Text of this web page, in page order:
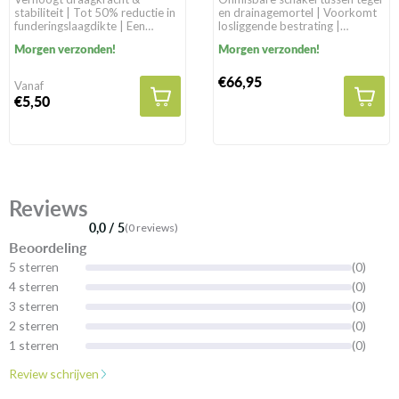
stabiliteit | Tot 50% reductie in
funderingslaagdikte | Een
natuurlijke gronden
Morgen verzonden!
Vanaf
€5,50
en drainagemortel | Voorkomt
losliggende bestrating |
bestratingssoorten
Morgen verzonden!
€66,95
Reviews
0,0 / 5(0 reviews)
Beoordeling
5 sterren
(0)
4 sterren
(0)
3 sterren
(0)
2 sterren
(0)
1 sterren
(0)
Review schrijven